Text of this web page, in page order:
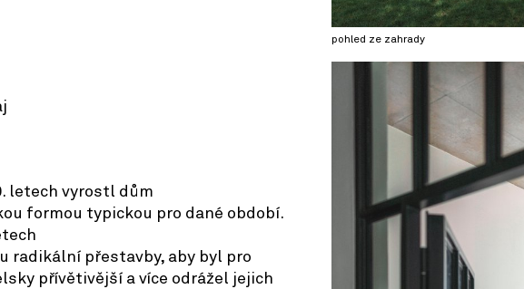
letech vyrostl dům
formou typickou pro dané období.
radikální přestavby, aby byl pro
přívětivější a více odrážel jejich
pohled ze zahrady